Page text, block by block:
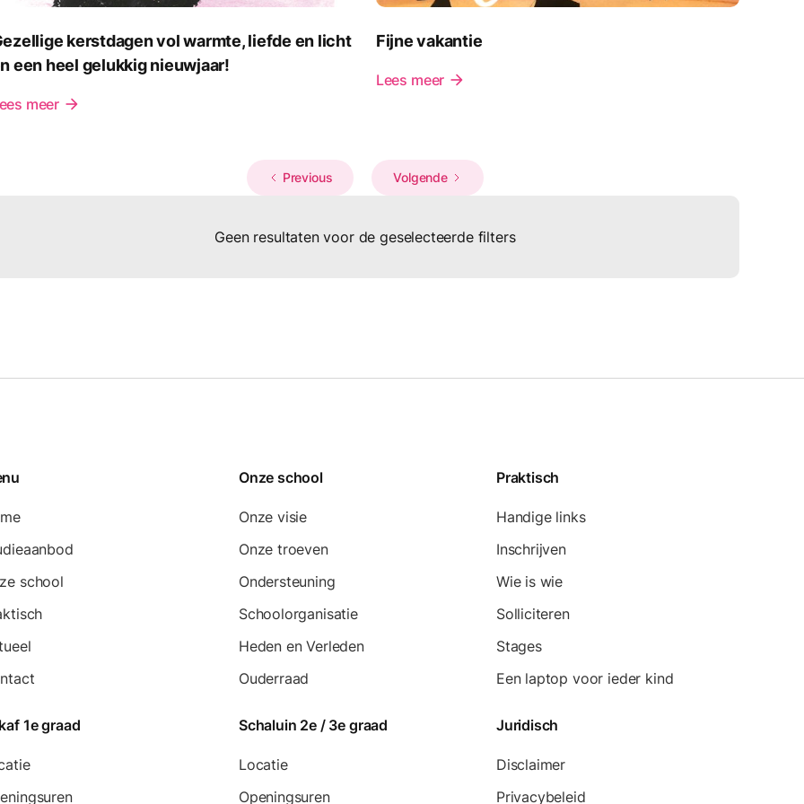
kerstdagen vol warmte, liefde en licht
een heel gelukkig nieuwjaar!
meer arrow_forward
Fijne vakantie
Lees meer arrow_forward
Previous Volgende
Geen resultaten voor de geselecteerde filters
school
Onze school
Onze visie
Onze troeven
Ondersteuning
Schoolorganisatie
Heden en Verleden
Ouderraad
Praktisch
Handige links
Inschrijven
Wie is wie
Solliciteren
Stages
Een laptop voor ieder kind
1e graad Schaluin 2e / 3e graad
Locatie
Openingsuren
Juridisch
Disclaimer
Privacybeleid